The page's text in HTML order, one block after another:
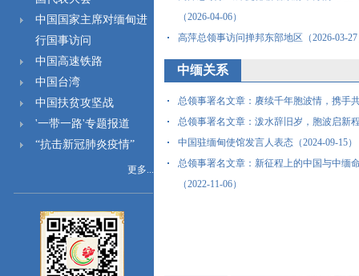
中国国家主席对缅甸进
行国事访问
中国高速铁路
中国台湾
中国扶贫攻坚战
'一带一路'专题报道
“抗击新冠肺炎疫情”
更多...
（2026-04-06）
高萍总领事访问掸邦东部地区（2026-03-
中缅关系
总领事署名文章：赓续千年胞波情，携手
总领事署名文章：泼水辞旧岁，胞波启新
中国驻缅甸使馆发言人表态（2024-09-15）
总领事署名文章：新征程上的中国与中缅
（2022-11-06）